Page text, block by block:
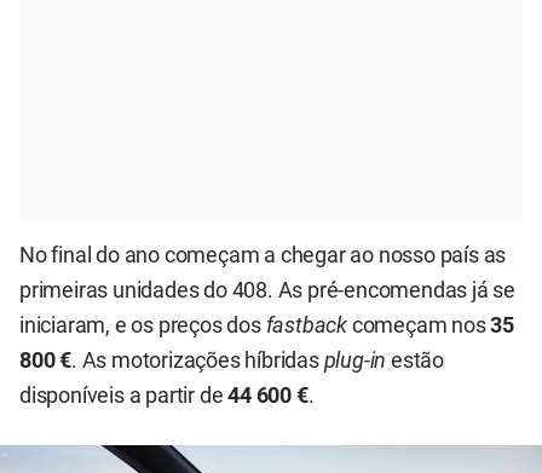
No final do ano começam a chegar ao nosso país as
primeiras unidades do 408. As pré-encomendas já se
iniciaram, e os preços dos fastback começam nos35
800 €. As motorizações híbridas plug-in estão
disponíveis a partir de44 600 €.